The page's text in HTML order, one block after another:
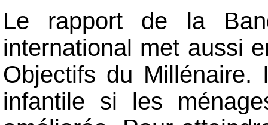
Le rapport de la
international met aussi
Objectifs du
infantile si les